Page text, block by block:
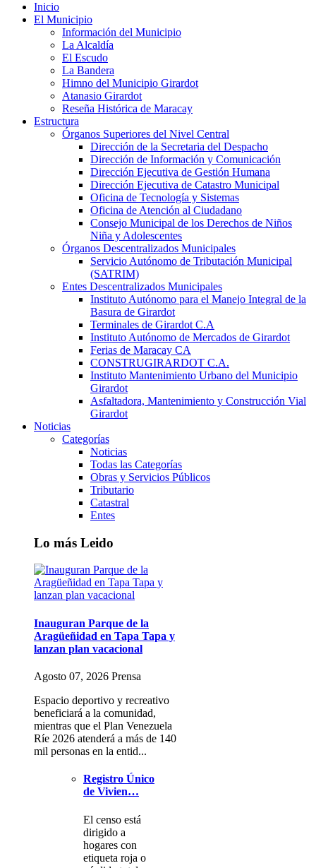
Inicio
El Municipio
Información del Municipio
La Alcaldía
El Escudo
La Bandera
Himno del Municipio Girardot
Atanasio Girardot
Reseña Histórica de Maracay
Estructura
Órganos Superiores del Nivel Central
Dirección de la Secretaria del Despacho
Dirección de Información y Comunicación
Dirección Ejecutiva de Gestión Humana
Dirección Ejecutiva de Catastro Municipal
Oficina de Tecnología y Sistemas
Oficina de Atención al Ciudadano
Consejo Municipal de los Derechos de Niños
Niña y Adolescentes
Órganos Descentralizados Municipales
Servicio Autónomo de Tributación Municipal
(SATRIM)
Entes Descentralizados Municipales
Instituto Autónomo para el Manejo Integral de la
Basura de Girardot
Terminales de Girardot C.A
Instituto Autónomo de Mercados de Girardot
Ferias de Maracay CA
CONSTRUGIRARDOT C.A.
Instituto Mantenimiento Urbano del Municipio
Girardot
Asfaltadora, Mantenimiento y Construcción Vial
Girardot
Noticias
Categorías
Noticias
Todas las Categorías
Obras y Servicios Públicos
Tributario
Catastral
Entes
Lo más Leido
Inauguran Parque de la
Aragüeñidad en Tapa Tapa y
lanzan plan vacacional
Agosto 07, 2026 Prensa
Espacio deportivo y recreativo
beneficiará a la comunidad,
mientras que el Plan Venezuela
Ríe 2026 atenderá a más de 140
mil personas en la entid...
Registro Único
de Vivien…
El censo está
dirigido a
hogares con
etiqueta roja o